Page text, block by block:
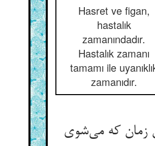
Hasret ve figan,
hastalık
zamanındadır.
Hastalık zamanı
tamamı ile
zamanıdır.
زمان که می‌‌شوی